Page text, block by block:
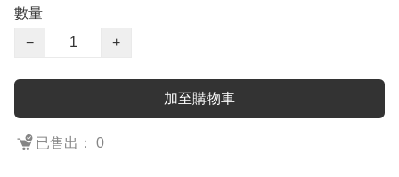
數量
−
+
加至購物車
已售出： 0